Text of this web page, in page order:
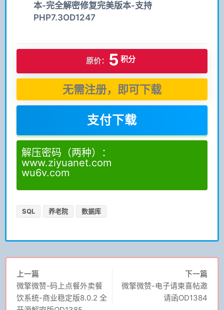
本-完全解密修复完美版本-支持
PHP7.3OD1247
原价： 5 积分
无需注册，即可下载
支付下载
解压密码（两种）：
www.ziyuanet.com
wu6v.com
SQL 养老院 数据库
上一篇
微擎微赞-码上点餐外卖餐
饮系统-商业稳定版8.0.2 全
下一篇
微擎微赞-电子请柬喜帖邀
请函OD1384